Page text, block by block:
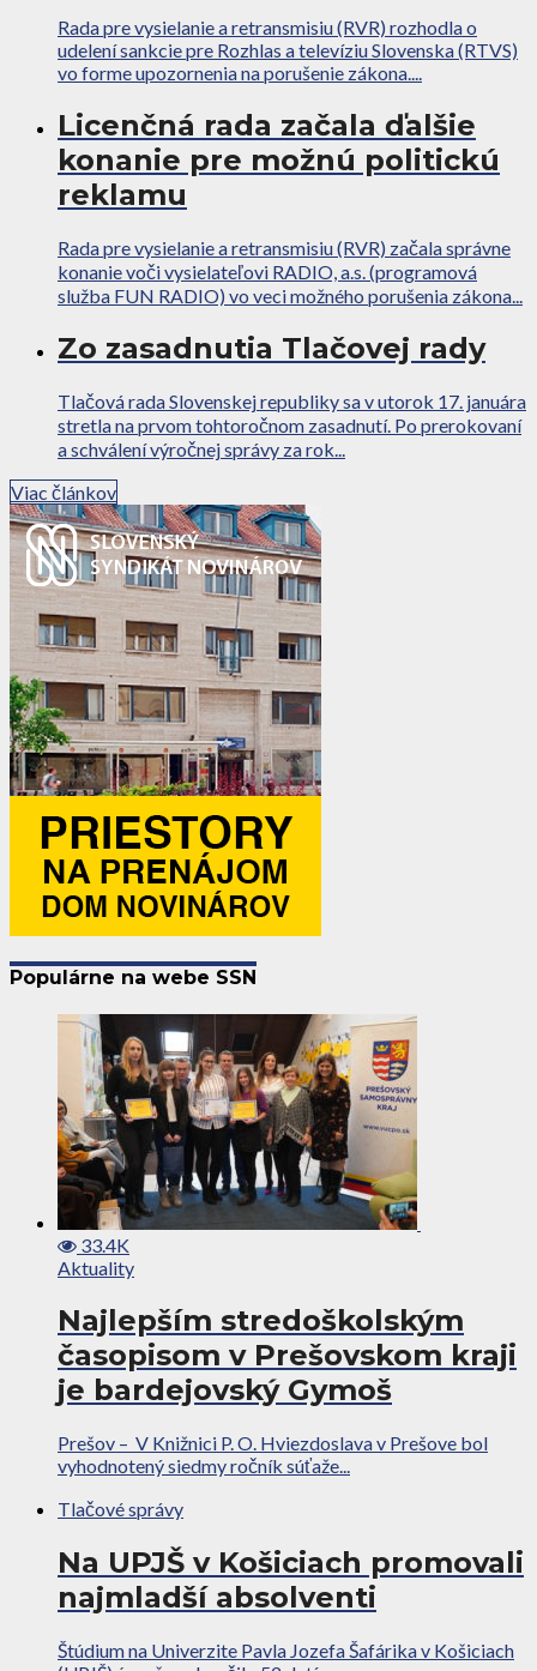
Rada pre vysielanie a retransmisiu (RVR) rozhodla o
udelení sankcie pre Rozhlas a televíziu Slovenska (RTVS)
vo forme upozornenia na porušenie zákona....
Licenčná rada začala ďalšie
konanie pre možnú politickú
reklamu
Rada pre vysielanie a retransmisiu (RVR) začala správne
konanie voči vysielateľovi RADIO, a.s. (programová
služba FUN RADIO) vo veci možného porušenia zákona...
Zo zasadnutia Tlačovej rady
Tlačová rada Slovenskej republiky sa v utorok 17. januára
stretla na prvom tohtoročnom zasadnutí. Po prerokovaní
a schválení výročnej správy za rok...
Viac článkov
Populárne na webe SSN
33.4K
Aktuality
Najlepším stredoškolským
časopisom v Prešovskom kraji
je bardejovský Gymoš
Prešov – V Knižnici P. O. Hviezdoslava v Prešove bol
vyhodnotený siedmy ročník súťaže...
Tlačové správy
Na UPJŠ v Košiciach promovali
najmladší absolventi
Štúdium na Univerzite Pavla Jozefa Šafárika v Košiciach